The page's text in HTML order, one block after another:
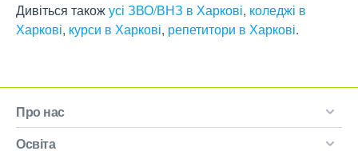
Дивіться такожусі ЗВО/ВНЗ в Харкові, коледжі в
Харкові, курси в Харкові, репетитори в Харкові.
Про нас
Освіта